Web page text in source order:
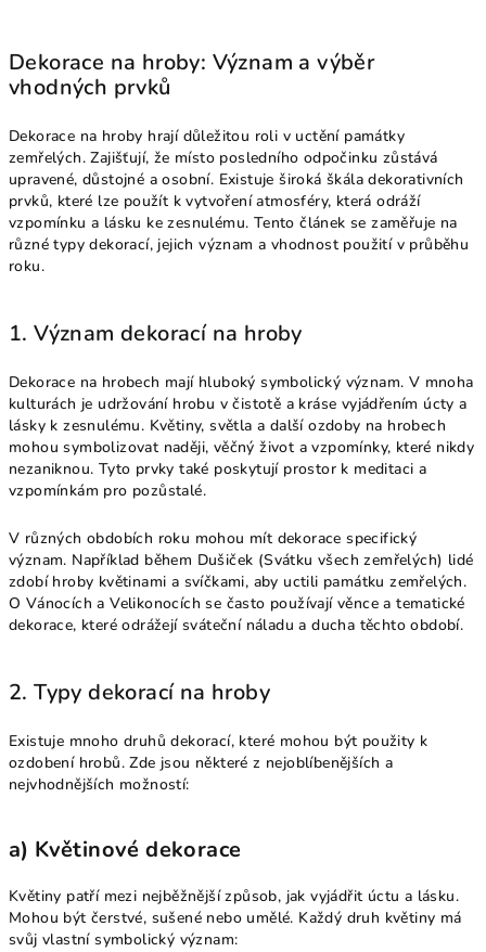
Dekorace na hroby: Význam a výběr
vhodných prvků
Dekorace na hroby hrají důležitou roli v uctění památky
zemřelých. Zajišťují, že místo posledního odpočinku zůstává
upravené, důstojné a osobní. Existuje široká škála dekorativních
prvků, které lze použít k vytvoření atmosféry, která odráží
vzpomínku a lásku ke zesnulému. Tento článek se zaměřuje na
různé typy dekorací, jejich význam a vhodnost použití v průběhu
roku.
1. Význam dekorací na hroby
Dekorace na hrobech mají hluboký symbolický význam. V mnoha
kulturách je udržování hrobu v čistotě a kráse vyjádřením úcty a
lásky k zesnulému. Květiny, světla a další ozdoby na hrobech
mohou symbolizovat naději, věčný život a vzpomínky, které nikdy
nezaniknou. Tyto prvky také poskytují prostor k meditaci a
vzpomínkám pro pozůstalé.
V různých obdobích roku mohou mít dekorace specifický
význam. Například během Dušiček (Svátku všech zemřelých) lidé
zdobí hroby květinami a svíčkami, aby uctili památku zemřelých.
O Vánocích a Velikonocích se často používají věnce a tematické
dekorace, které odrážejí sváteční náladu a ducha těchto období.
2. Typy dekorací na hroby
Existuje mnoho druhů dekorací, které mohou být použity k
ozdobení hrobů. Zde jsou některé z nejoblíbenějších a
nejvhodnějších možností:
a) Květinové dekorace
Květiny patří mezi nejběžnější způsob, jak vyjádřit úctu a lásku.
Mohou být čerstvé, sušené nebo umělé. Každý druh květiny má
svůj vlastní symbolický význam: